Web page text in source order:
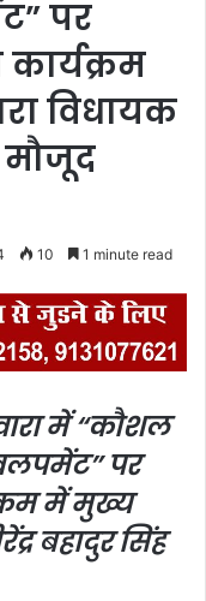
पर
विधायक
मौजूद
10 1 minute read
में “कौशल
पर
में मुख्य
बहादुर सिंह